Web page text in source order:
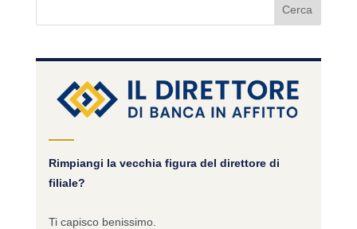
Rimpiangi la vecchia figura del direttore di
filiale?
Ti capisco benissimo.